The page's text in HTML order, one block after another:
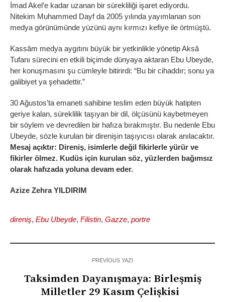
İmad Akel’e kadar uzanan bir sürekliliği işaret ediyordu.
Nitekim Muhammed Dayf da 2005 yılında yayımlanan son
medya görünümünde yüzünü aynı kırmızı kefiye ile örtmüştü.
Kassâm medya aygıtını büyük bir yetkinlikle yönetip Aksâ
Tufanı sürecini en etkili biçimde dünyaya aktaran Ebu Ubeyde,
her konuşmasını şu cümleyle bitirirdi: “Bu bir cihaddır; sonu ya
galibiyet ya şehadettir.”
30 Ağustos’ta emaneti sahibine teslim eden büyük hatipten
geriye kalan, süreklilik taşıyan bir dil, ölçüsünü kaybetmeyen
bir söylem ve devredilen bir hafıza bırakmıştır. Bu nedenle Ebu
Ubeyde, sözle kurulan bir direnişin taşıyıcısı olarak anılacaktır.
Mesaj açıktır: Direniş, isimlerle değil fikirlerle yürür ve
fikirler ölmez. Kudüs için kurulan söz, yüzlerden bağımsız
olarak hafızada yoluna devam eder.
Azize Zehra YILDIRIM
direniş, Ebu Ubeyde, Filistin, Gazze, portre
PREVIOUS YAZI
Taksimden Dayanışmaya: Birleşmiş
Milletler 29 Kasım Çelişkisi